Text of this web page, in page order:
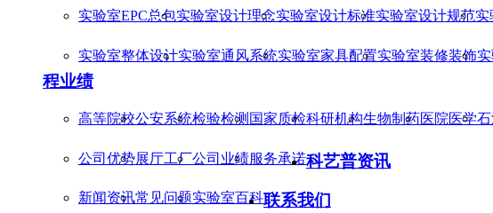
实验室EPC总包实验室设计理念实验室设计标准实验室设计规范实
实验室整体设计实验室通风系统实验室家具配置实验室装修装饰
程业绩
高等院校公安系统检验检测 国家质检科研机构生物制药医院医学
公司优势展厅工厂公司业绩服务承诺科艺普资讯
新闻资讯常见问题实验室百科联系我们